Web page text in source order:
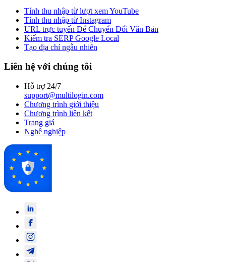
Tính thu nhập từ lượt xem YouTube
Tính thu nhập từ Instagram
URL trực tuyến Để Chuyển Đổi Văn Bản
Kiểm tra SERP Google Local
Tạo địa chỉ ngẫu nhiên
Liên hệ với chúng tôi
Hỗ trợ 24/7
support@multilogin.com
Chương trình giới thiệu
Chương trình liên kết
Trang giá
Nghề nghiệp